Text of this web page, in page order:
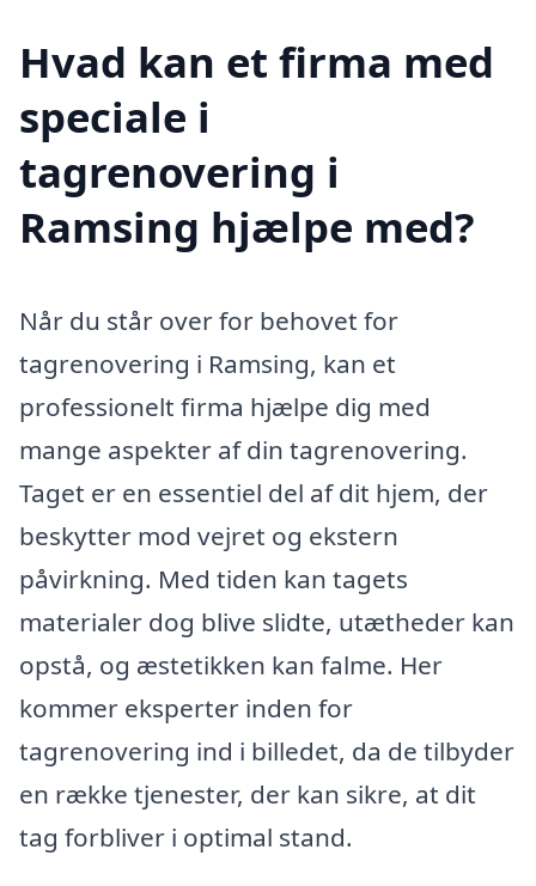
Hvad kan et firma med
speciale i
tagrenovering i
Ramsing hjælpe med?
Når du står over for behovet for
tagrenovering i Ramsing, kan et
professionelt firma hjælpe dig med
mange aspekter af din tagrenovering.
Taget er en essentiel del af dit hjem, der
beskytter mod vejret og ekstern
påvirkning. Med tiden kan tagets
materialer dog blive slidte, utætheder kan
opstå, og æstetikken kan falme. Her
kommer eksperter inden for
tagrenovering ind i billedet, da de tilbyder
en række tjenester, der kan sikre, at dit
tag forbliver i optimal stand.